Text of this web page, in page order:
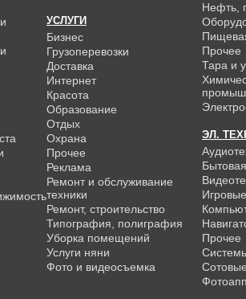
УСЛУГИ
Бизнес
Грузоперевозки
Доставка
Интернет
Красота
Образование
Отдых
Охрана
Прочее
Реклама
Ремонт и обслуживание
техники
Ремонт, строительство
Типография, полиграфия
Уборка помещений
Услуги няни
Фото и видеосъемка
Нефть,
Прочее
Тара и
ЭЛ.
Прочее